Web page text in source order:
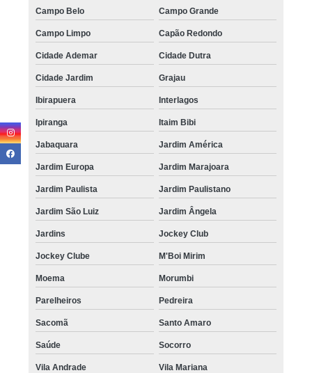
Campo Belo Campo Grande
Campo Limpo Capão Redondo
Cidade Ademar Cidade Dutra
Cidade Jardim Grajau
Ibirapuera Interlagos
Ipiranga Itaim Bibi
Jabaquara Jardim América
Jardim Europa Jardim Marajoara
Jardim Paulista Jardim Paulistano
Jardim São Luiz Jardim Ângela
Jardins Jockey Club
Jockey Clube M'Boi Mirim
Moema Morumbi
Parelheiros Pedreira
Sacomã Santo Amaro
Saúde Socorro
Vila Andrade Vila Mariana